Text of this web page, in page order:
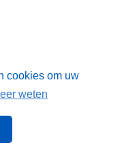
cookies om uw
weten